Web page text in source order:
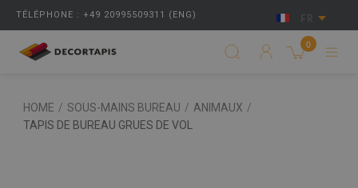
TÉLÉPHONE : +49 20995509311 (ENG) FR
0
HOME / SOUS-MAINS BUREAU / ANIMAUX /
TAPIS DE BUREAU GRUES DE VOL